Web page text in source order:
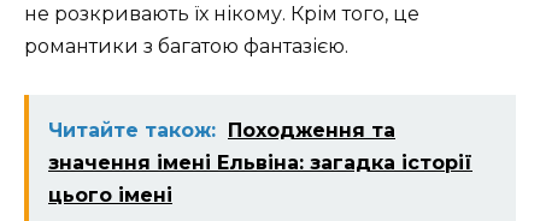
не розкривають їх нікому. Крім того, це
романтики з багатою фантазією.
Читайте також: Походження та
значення імені Ельвіна: загадка історії
цього імені